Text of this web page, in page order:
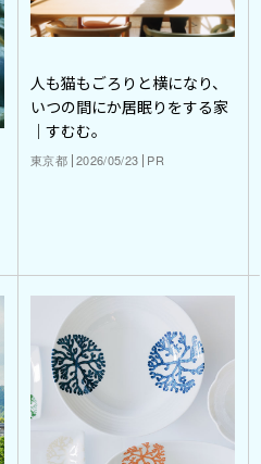
人も猫もごろりと横になり、
いつの間にか居眠りをする家
｜すむむ。
東京都 2026/05/23 PR